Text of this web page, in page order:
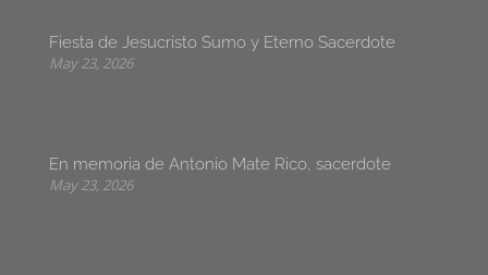
Fiesta de Jesucristo Sumo y Eterno Sacerdote
May 23, 2026
En memoria de Antonio Mate Rico, sacerdote
May 23, 2026